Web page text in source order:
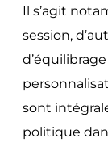
Il s’agit
session,
sont
politique